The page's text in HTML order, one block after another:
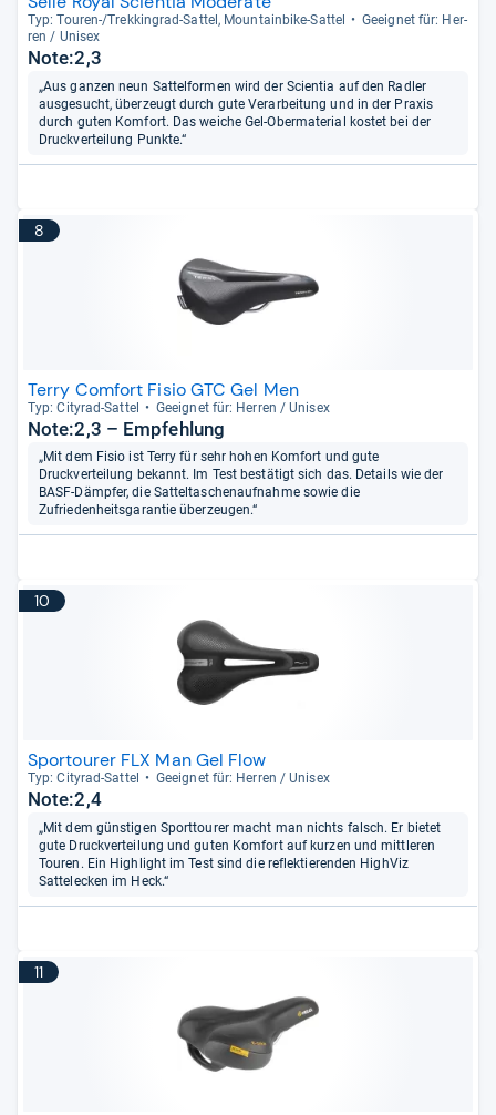
Typ: Tou­ren-​/Trek­kin­grad-​Sat­tel, Moun­tain­bike-​Sat­tel
Geeig­net für: Her­
ren / Uni­sex
Note:2,3
„Aus ganzen neun Sattelformen wird der Scientia auf den Radler
ausgesucht, überzeugt durch gute Verarbeitung und in der Praxis
durch guten Komfort. Das weiche Gel-Obermaterial kostet bei der
Druckverteilung Punkte.“
8
Terry Comfort Fisio GTC Gel Men
Typ: City­rad-​Sat­tel Geeig­net für: Her­ren / Uni­sex
Note:2,3 – Empfehlung
„Mit dem Fisio ist Terry für sehr hohen Komfort und gute
Druckverteilung bekannt. Im Test bestätigt sich das. Details wie der
BASF-Dämpfer, die Satteltaschenaufnahme sowie die
Zufriedenheitsgarantie überzeugen.“
10
Sportourer FLX Man Gel Flow
Typ: City­rad-​Sat­tel Geeig­net für: Her­ren / Uni­sex
Note:2,4
„Mit dem günstigen Sporttourer macht man nichts falsch. Er bietet
gute Druckverteilung und guten Komfort auf kurzen und mittleren
Touren. Ein Highlight im Test sind die reflektierenden HighViz
Sattelecken im Heck.“
11